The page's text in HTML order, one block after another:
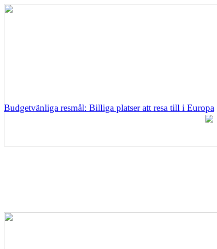
Budgetvänliga resmål: Billiga platser att resa till i Europa